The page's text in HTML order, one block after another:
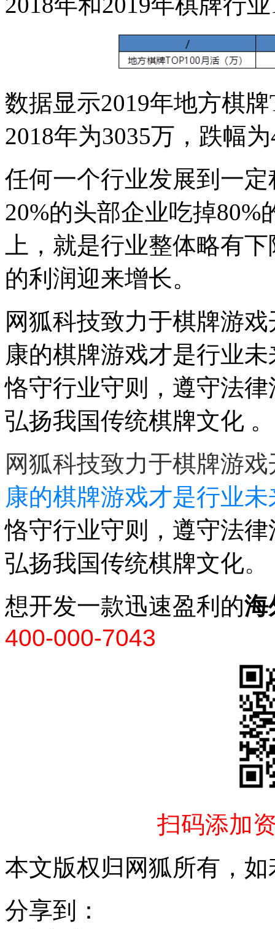
数据显示2019年地方棋
2018年为3035万，跌幅
任何一个行业发展到一
20%的头部企业吃掉
上，就是行业整体略有
的利润迎来增长。
网狐科技致力于棋牌游
康的棋牌游戏才是行业
恪守行业守则，遵守法
弘扬我国传统棋牌文化 。
网狐科技致力于棋牌游
康的棋牌游戏才是行业未
恪守行业守则，遵守法
弘扬我国传统棋牌文化。
想开发一款迅速盈利的海
400-000-7043
扫码添加
本文版权归网狐所有，
分享到：